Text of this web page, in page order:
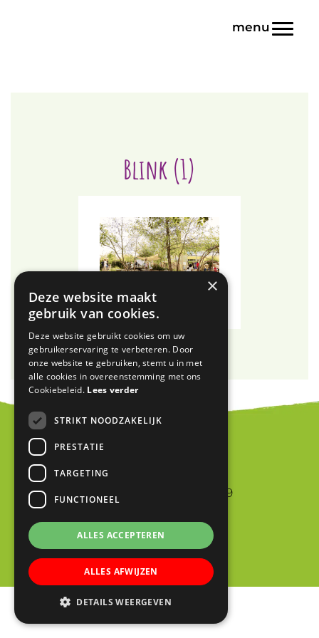
Blink (1)
Jan van Riebeeckstraat 9
0345 523698
info@blinkschool.nl
×
Deze website maakt
gebruik van cookies.
Deze website gebruikt cookies om uw
gebruikerservaring te verbeteren. Door
onze website te gebruiken, stemt u in met
alle cookies in overeenstemming met ons
Cookiebeleid. Lees verder
STRIKT NOODZAKELIJK
PRESTATIE
TARGETING
FUNCTIONEEL
ALLES ACCEPTEREN
ALLES AFWIJZEN
DETAILS WEERGEVEN